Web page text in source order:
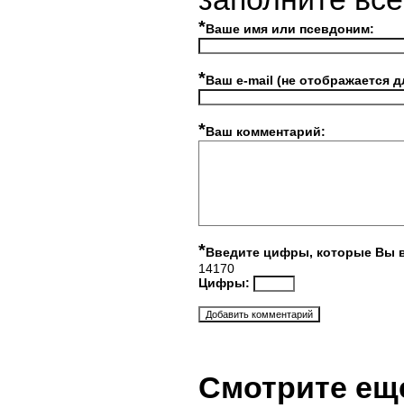
*Ваше имя или псевдоним:
*Ваш e-mail (не отображается
*Ваш комментарий:
*Введите цифры, которые Вы
14170
Цифры:
Смотрите